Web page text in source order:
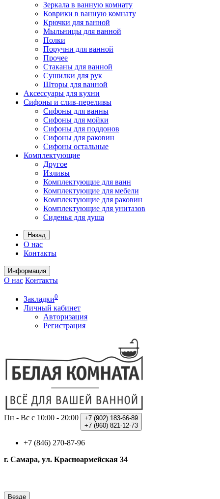
Зеркала в ванную комнату
Коврики в ванную комнату
Крючки для ванной
Мыльницы для ванной
Полки
Поручни для ванной
Прочее
Стаканы для ванной
Сушилки для рук
Шторы для ванной
Аксессуары для кухни
Сифоны и слив-переливы
Сифоны для ванны
Сифоны для мойки
Сифоны для поддонов
Сифоны для раковин
Сифоны остальные
Комплектующие
Другое
Изливы
Комплектующие для ванн
Комплектующие для мебели
Комплектующие для раковин
Комплектующие для унитазов
Сиденья для душа
Назад
О нас
Контакты
Информация
О нас Контакты
Закладки0
Личный кабинет
Авторизация
Регистрация
Пн - Вс с 10:00 - 20:00 +7 (902) 183-66-89
+7 (960) 821-12-73
+7 (846) 270-87-96
г. Самара, ул. Красноармейская 34
Везде